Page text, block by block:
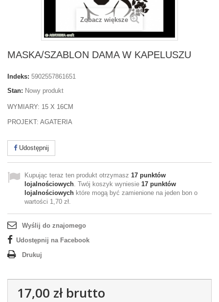
Zobacz większe
MASKA/SZABLON DAMA W KAPELUSZU
Indeks: 5902557861651
Stan: Nowy produkt
WYMIARY: 15 X 16CM
PROJEKT: AGATERIA
Udostępnij
Kupując teraz ten produkt otrzymasz 17 punktów
lojalnościowych. Twój koszyk wyniesie 17 punktów
lojalnościowych które mogą być zamienione na jeden bon o
wartości 1,70 zł.
Wyślij do znajomego
Udostępnij na Facebook
Drukuj
17,00 złbrutto